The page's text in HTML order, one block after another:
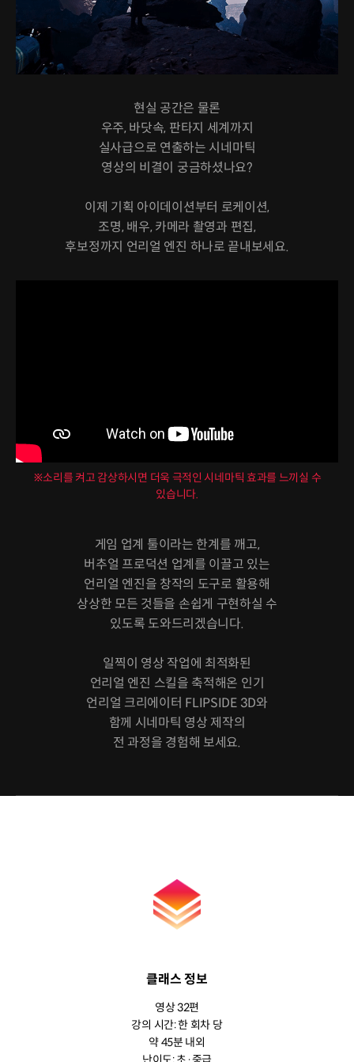
현실 공간은 물론
우주, 바닷속, 판타지 세계까지
실사급으로 연출하는 시네마틱
영상의 비결이 궁금하셨나요?
이제 기획 아이데이션부터 로케이션,
조명, 배우, 카메라 촬영과 편집,
후보정까지 언리얼 엔진 하나로 끝내보세요.
※소리를 켜고 감상하시면 더욱 극적인 시네마틱 효과를 느끼실 수
있습니다.
게임 업계 툴이라는 한계를 깨고,
버추얼 프로덕션 업계를 이끌고 있는
언리얼 엔진을 창작의 도구로 활용해
상상한 모든 것들을 손쉽게 구현하실 수
있도록 도와드리겠습니다.
일찍이 영상 작업에 최적화된
언리얼 엔진 스킬을 축적해온 인기
언리얼 크리에이터 FLIPSIDE 3D와
함께 시네마틱 영상 제작의
전 과정을 경험해 보세요.
클래스 정보
영상 32편
강의 시간: 한 회차 당
약 45분 내외